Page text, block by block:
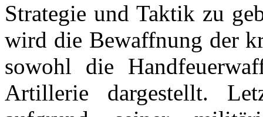
Strategie und Taktik zu
wird die Bewaffnung der
sowohl die
Artillerie dargestellt.